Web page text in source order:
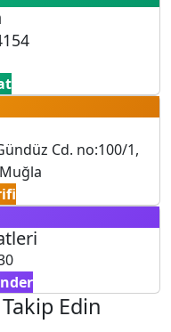
Cd. no:100/1,
Edin